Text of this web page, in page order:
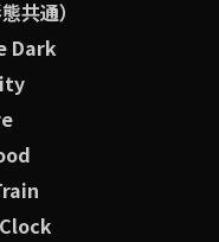
共通）
Dark